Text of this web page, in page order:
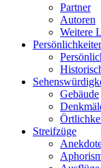
Partner
Autoren
Weitere
Gebäude
Streifzüge